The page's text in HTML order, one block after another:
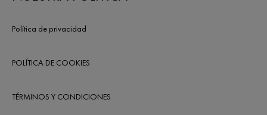
Política de privacidad
POLÍTICA DE COOKIES
TÉRMINOS Y CONDICIONES